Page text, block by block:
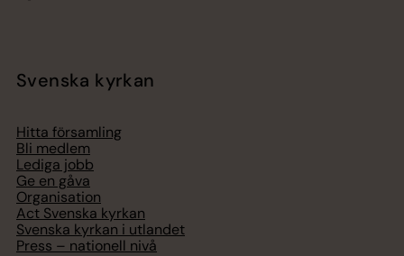
Svenska kyrkan
Hitta församling
Bli medlem
Lediga jobb
Ge en gåva
Organisation
Act Svenska kyrkan
Svenska kyrkan i utlandet
Press – nationell nivå